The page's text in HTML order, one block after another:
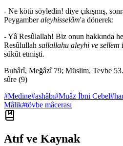
- Ne kötü söyledin! diye çıkışmış,
Peygamberaleyhisselâm'a dönerek:
- Yâ Resûlallah! Biz onun hakkında
Resûlullah sallallahu aleyhi ve sellem
sükût etmişti.
Buhârî, Meğâzî 79; Müslim, Tevbe
sûre (9)
#Medine#ashâbı#Muâz İbni Cebel#
Mâlik#tövbe mâcerası
Atıf ve Kaynak